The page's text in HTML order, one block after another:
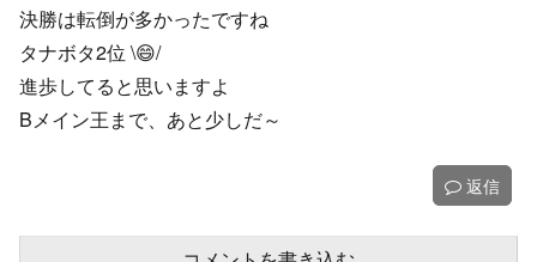
決勝は転倒が多かったですね
タナボタ2位 \😄/
進歩してると思いますよ
Bメイン王まで、あと少しだ～
返信